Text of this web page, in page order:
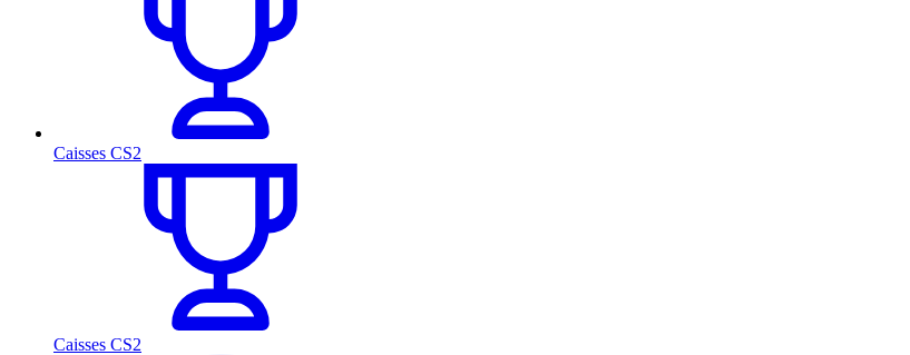
Caisses CS2
Caisses CS2